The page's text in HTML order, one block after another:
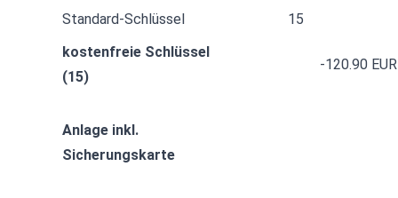
Standard-Schlüssel
15
kostenfreie Schlüssel
(15)
-120.90 EUR
Anlage inkl.
Sicherungskarte